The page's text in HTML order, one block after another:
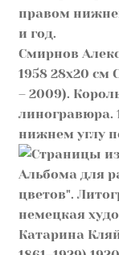
Смирнов
1958 28х20 см
– 2009).
линогравюра.
нижнем углу